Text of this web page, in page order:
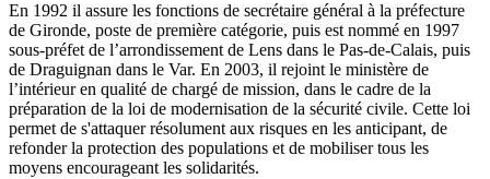
En 1992 il assure les fonctions de secrétaire général à la préfecture
de Gironde, poste de première catégorie, puis est nommé en 1997
sous-préfet de l’arrondissement de Lens dans le Pas-de-Calais, puis
de Draguignan dans le Var. En 2003, il rejoint le ministère de
l’intérieur en qualité de chargé de mission, dans le cadre de la
préparation de la loi de modernisation de la sécurité civile. Cette loi
permet de s'attaquer résolument aux risques en les anticipant, de
refonder la protection des populations et de mobiliser tous les
moyens encourageant les solidarités.